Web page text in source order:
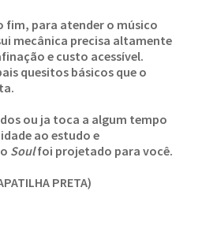
para atender o músico
mecânica precisa altamente
e custo acessível.
quesitos básicos que o
ou ja toca a algum tempo
ao estudo e
Soulfoi projetado para você.
PRETA)